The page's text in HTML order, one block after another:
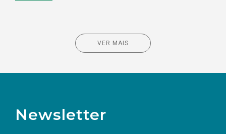
VER MAIS
Newsletter